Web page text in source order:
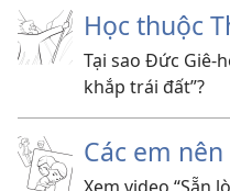
Học thuộc
Tại sao Đức Giê-
khắp trái đất”?
Các em